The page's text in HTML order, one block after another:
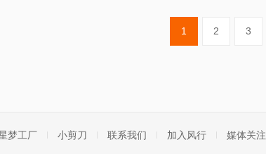
1 2 3
梦工厂 小剪刀 联系我们 加入风行 媒体关注